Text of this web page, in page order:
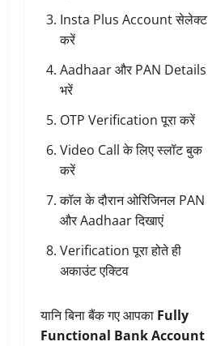
Insta Plus Account सेलेक्ट
करें
Aadhaar और PAN Details
भरें
OTP Verification पूरा करें
Video Call के लिए स्लॉट बुक
करें
कॉल के दौरान ओरिजिनल PAN
और Aadhaar दिखाएं
Verification पूरा होते ही
अकाउंट एक्टिव
यानि बिना बैंक गए आपका Fully
Functional Bank Account